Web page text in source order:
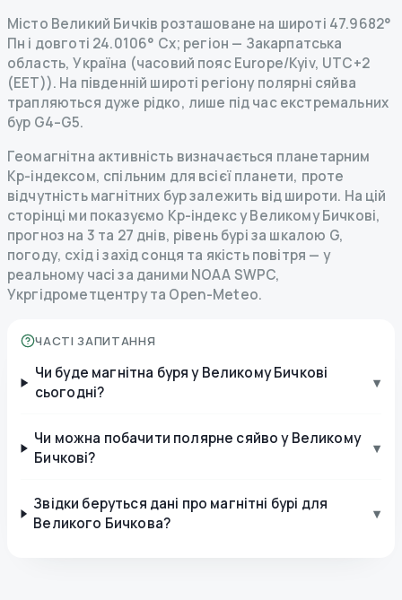
Місто Великий Бичків розташоване на широті 47.9682°
Пн і довготі 24.0106° Сх; регіон — Закарпатська
область, Україна (часовий пояс Europe/Kyiv, UTC+2
(EET)). На південній широті регіону полярні сяйва
трапляються дуже рідко, лише під час екстремальних
бур G4–G5.
Геомагнітна активність визначається планетарним
Kp-індексом, спільним для всієї планети, проте
відчутність магнітних бур залежить від широти. На цій
сторінці ми показуємо Kp-індекс у Великому Бичкові,
прогноз на 3 та 27 днів, рівень бурі за шкалою G,
погоду, схід і захід сонця та якість повітря — у
реальному часі за даними NOAA SWPC,
Укргідрометцентру та Open-Meteo.
ЧАСТІ ЗАПИТАННЯ
Чи буде магнітна буря у Великому Бичкові
сьогодні?
▾
Чи можна побачити полярне сяйво у Великому
Бичкові?
▾
Звідки беруться дані про магнітні бурі для
Великого Бичкова?
▾